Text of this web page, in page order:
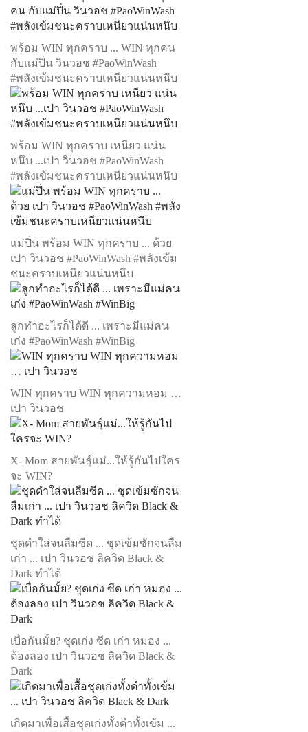
พร้อม WIN ทุกคราบ ... WIN ทุกคน
กับแม่ปิ่น วินวอช #PaoWinWash
#พลังเข้มชนะคราบเหนียวแน่นหนึบ
พร้อม WIN ทุกคราบ เหนียว แน่น
หนึบ ...เปา วินวอช #PaoWinWash
#พลังเข้มชนะคราบเหนียวแน่นหนึบ
แม่ปิ่น พร้อม WIN ทุกคราบ ... ด้วย
เปา วินวอช #PaoWinWash #พลังเข้ม
ชนะคราบเหนียวแน่นหนึบ
ลูกทำอะไรก็ได้ดี ... เพราะมีแม่คน
เก่ง #PaoWinWash #WinBig
WIN ทุกคราบ WIN ทุกความหอม …
เปา วินวอช
X- Mom สายพันธุ์แม่...ให้รู้กันไปใคร
จะ WIN?
ชุดดำใส่จนลืมซีด ... ชุดเข้มซักจนลืม
เก่า ... เปา วินวอช ลิควิด Black &
Dark ทำได้
เบื่อกันมั้ย? ชุดเก่ง ซีด เก่า หมอง ...
ต้องลอง เปา วินวอช ลิควิด Black &
Dark
เกิดมาเพื่อเสื้อชุดเก่งทั้งดำทั้งเข้ม ...